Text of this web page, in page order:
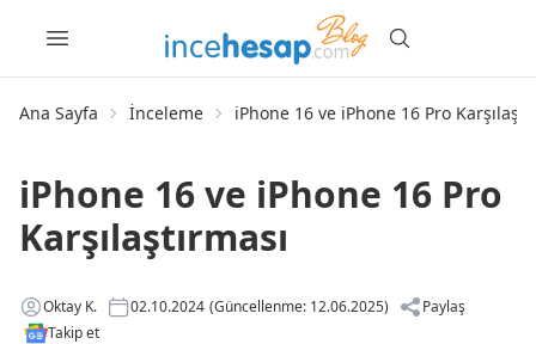
Ana Sayfa İnceleme iPhone 16 ve iPhone 16 Pro
iPhone 16 ve iPhone 16 Pro
Karşılaştırması
Oktay K. 02.10.2024 (Güncellenme: 12.06.2025)
Paylaş
Takip et